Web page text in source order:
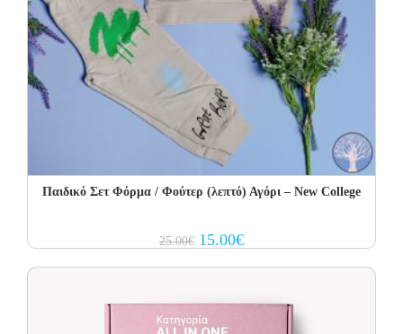
Παιδικό Σετ Φόρμα / Φούτερ (λεπτό) Αγόρι – New College
25.00€ Original
price
15.00€Current
price